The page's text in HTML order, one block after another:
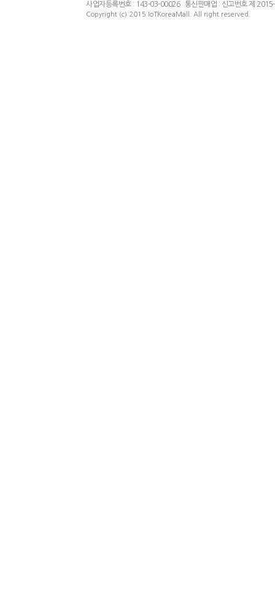
사업자등록번호 : 143-03-00026 통신판매업 : 신고번호 제
Copyright (c) 2015 IoTKoreaMall. All right reserved.